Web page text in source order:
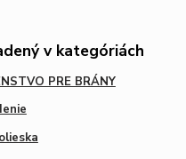
v kategóriách
PRE BRÁNY